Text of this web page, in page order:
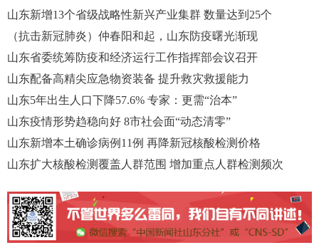
山东新增13个省级战略性新兴产业集群 数量达到25个
（抗击新冠肺炎）仲春阳和起，山东防疫曙光渐现
山东省委统筹防疫和经济运行工作指挥部会议召开
山东配备高精尖应急物资装备 提升救灾救援能力
山东5年出生人口下降57.6% 专家：更需“治本”
山东疫情形势趋稳向好 8市社会面“动态清零”
山东新增本土确诊病例11例 再降新冠核酸检测价格
山东扩大核酸检测覆盖人群范围 增加重点人群检测频次